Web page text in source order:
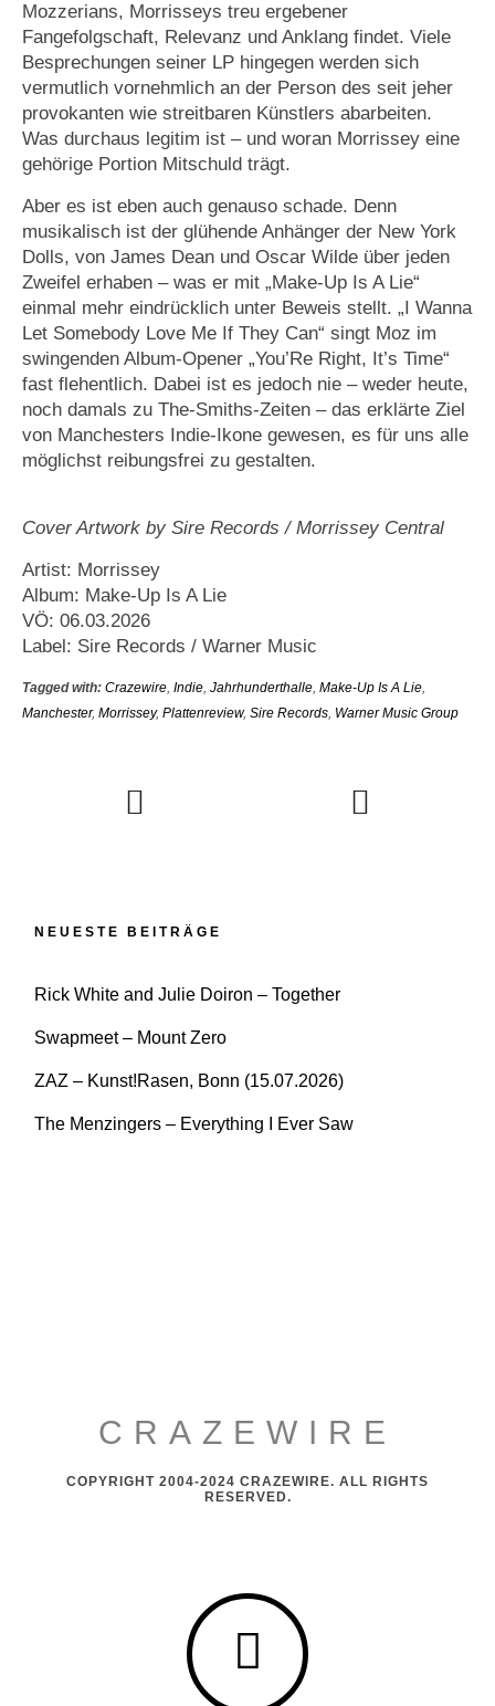
Mozzerians, Morrisseys treu ergebener
Fangefolgschaft, Relevanz und Anklang findet. Viele
Besprechungen seiner LP hingegen werden sich
vermutlich vornehmlich an der Person des seit jeher
provokanten wie streitbaren Künstlers abarbeiten.
Was durchaus legitim ist – und woran Morrissey eine
gehörige Portion Mitschuld trägt.
Aber es ist eben auch genauso schade. Denn
musikalisch ist der glühende Anhänger der New York
Dolls, von James Dean und Oscar Wilde über jeden
Zweifel erhaben – was er mit „Make-Up Is A Lie“
einmal mehr eindrücklich unter Beweis stellt. „I Wanna
Let Somebody Love Me If They Can“ singt Moz im
swingenden Album-Opener „You’Re Right, It’s Time“
fast flehentlich. Dabei ist es jedoch nie – weder heute,
noch damals zu The-Smiths-Zeiten – das erklärte Ziel
von Manchesters Indie-Ikone gewesen, es für uns alle
möglichst reibungsfrei zu gestalten.
Cover Artwork by Sire Records / Morrissey Central
Artist: Morrissey
Album: Make-Up Is A Lie
VÖ: 06.03.2026
Label: Sire Records / Warner Music
Tagged with: Crazewire, Indie, Jahrhunderthalle, Make-Up Is A Lie,
Manchester, Morrissey, Plattenreview, Sire Records, Warner Music Group
NEUESTE BEITRÄGE
Rick White and Julie Doiron – Together
Swapmeet – Mount Zero
ZAZ – Kunst!Rasen, Bonn (15.07.2026)
The Menzingers – Everything I Ever Saw
CRAZEWIRE
COPYRIGHT 2004-2024 CRAZEWIRE. ALL RIGHTS
RESERVED.